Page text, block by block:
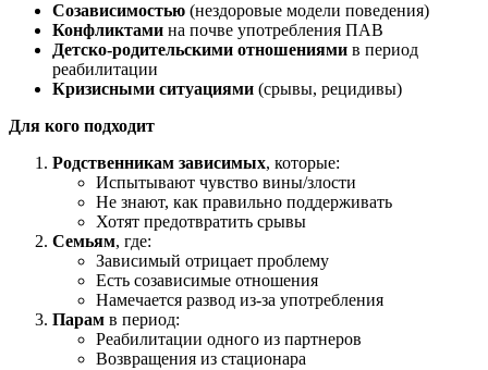
Созависимостью (нездоровые модели поведения)
Конфликтами на почве употребления ПАВ
Детско-родительскими отношениями в период
реабилитации
Кризисными ситуациями (срывы, рецидивы)
Для кого подходит
Родственникам зависимых, которые:
Испытывают чувство вины/злости
Не знают, как правильно поддерживать
Хотят предотвратить срывы
Семьям, где:
Зависимый отрицает проблему
Есть созависимые отношения
Намечается развод из-за употребления
Парам в период:
Реабилитации одного из партнеров
Возвращения из стационара